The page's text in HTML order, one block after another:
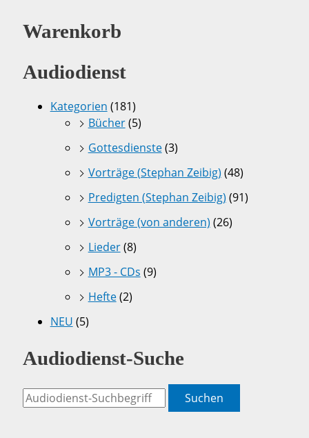
Warenkorb
Audiodienst
Kategorien (181)
Bücher(5)
Gottesdienste(3)
Vorträge (Stephan Zeibig) (48)
Predigten (Stephan Zeibig) (91)
Vorträge (von anderen) (26)
Lieder(8)
MP3 - CDs (9)
Hefte(2)
NEU (5)
Audiodienst-Suche
Suchen